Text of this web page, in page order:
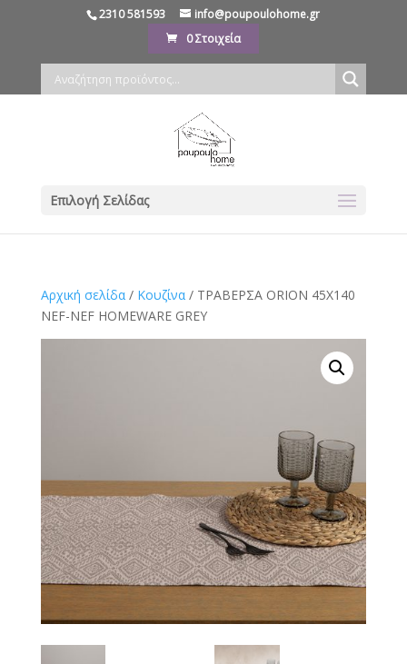
2310 581593
info@poupoulohome.gr
0 Στοιχεία
Επιλογή Σελίδας
Αρχική σελίδα/ Κουζίνα/ ΤΡΑΒΕΡΣΑ ORION 45Χ140
NEF-NEF HOMEWARE GREY